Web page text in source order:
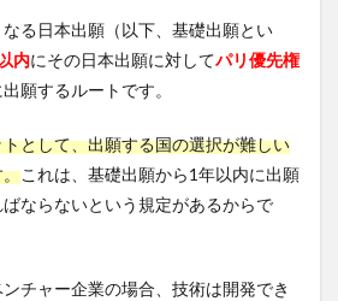
る日本出願（以下、基礎出願とい
内にその日本出願に対してパリ優先権
願するルートです。
として、出願する国の選択が難しい
。これは、基礎出願から1年以内に出願
ならないという規定があるからで
チャー企業の場合、技術は開発でき